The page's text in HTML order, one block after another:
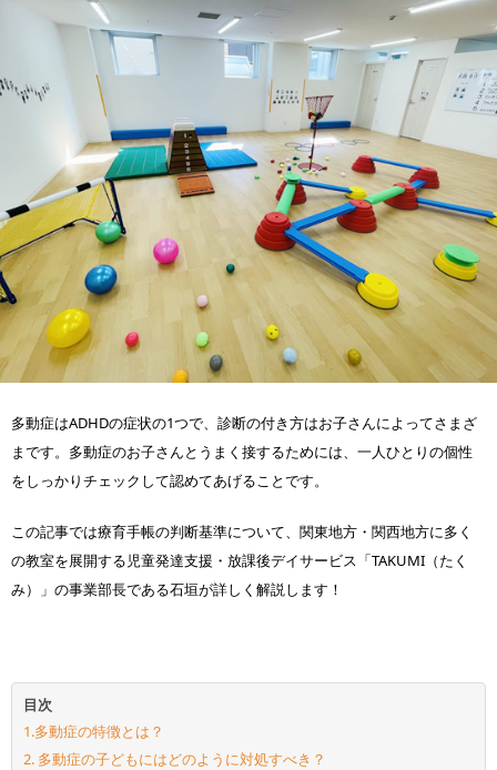
多動症はADHDの症状の1つで、診断の付き方はお子さんによってさまざ
まです。多動症のお子さんとうまく接するためには、一人ひとりの個性
をしっかりチェックして認めてあげることです。
この記事では療育手帳の判断基準について、関東地方・関西地方に多く
の教室を展開する児童発達支援・放課後デイサービス「TAKUMI（たく
み）」の事業部長である石垣が詳しく解説します！
目次
1.多動症の特徴とは？
2. 多動症の子どもにはどのように対処すべき？